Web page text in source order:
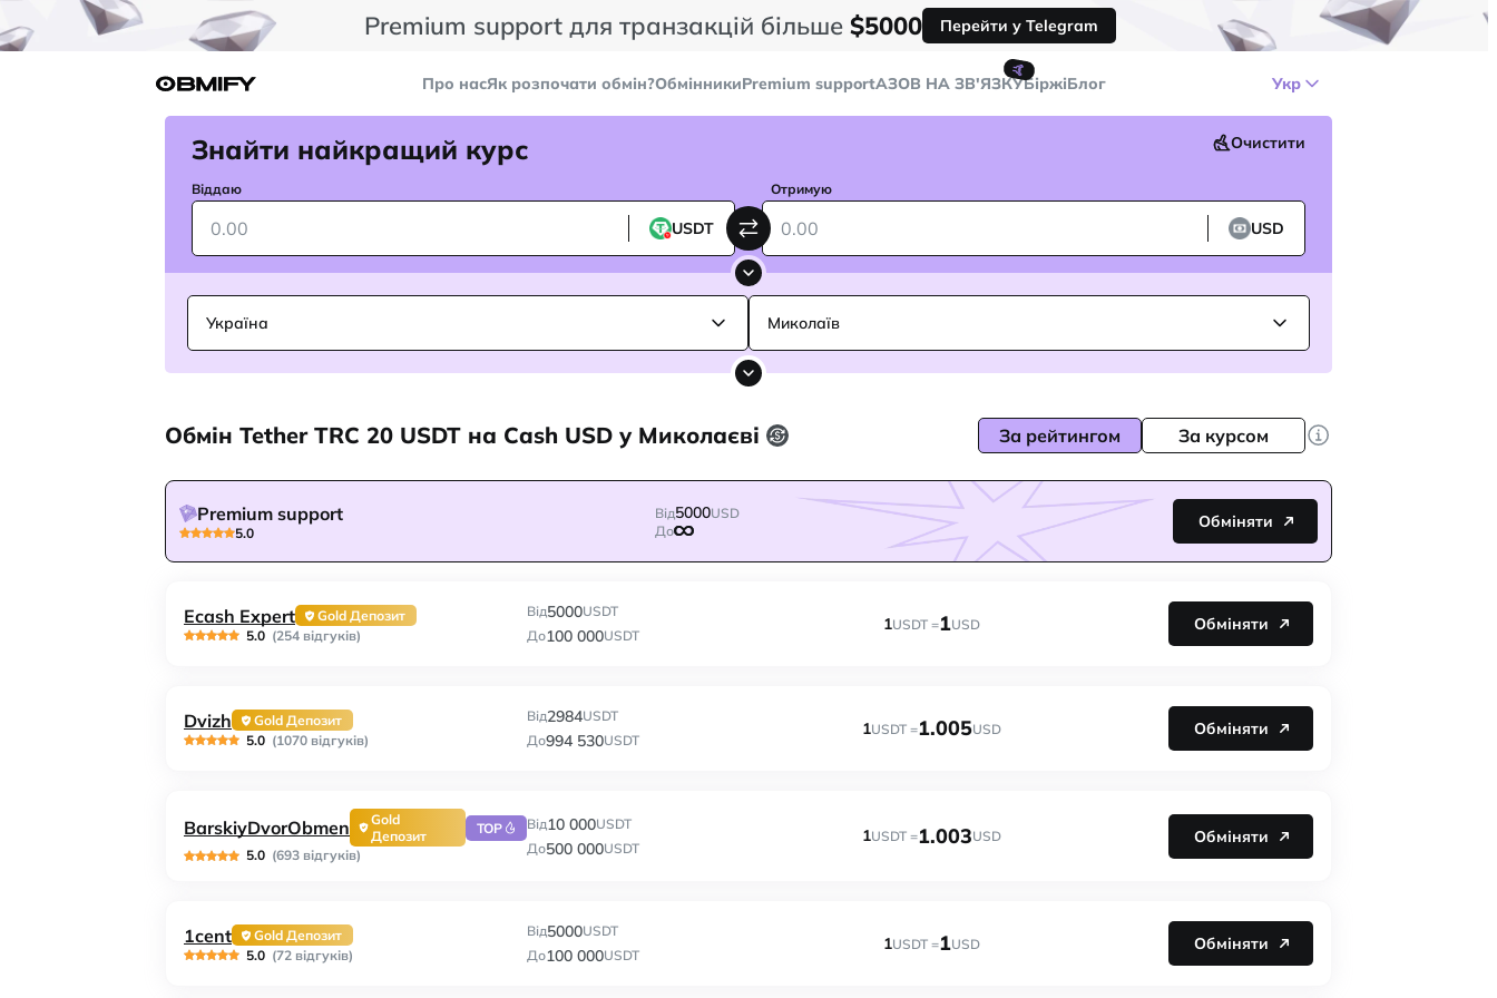
Premium support для транзакцій більше $5000 Перейти у Telegram
Про насЯк розпочати обмін?ОбмінникиPremium support
🤙
AЗОВ НА ЗВ'ЯЗКУБіржіБлог Укр
Знайти найкращий курс Очистити
Віддаю
USDT
Отримую
USD
Україна Миколаїв
Обмін Tether TRC 20 USDT на Cash USD у Миколаєві За рейтингом За курсом
Premium support
5.0
Від5000USD
До
Обміняти
Ecash Expert
Gold Депозит
5.0 (254 відгуків)
Від5000USDT
До100 000USDT
1USDT =1USD Обміняти
Dvizh
Gold Депозит
5.0 (1070 відгуків)
Від2984USDT
До994 530USDT
1USDT =1.005USD Обміняти
BarskiyDvorObmen
Gold
Депозит
TOP
5.0 (693 відгуків)
Від 10 000USDT
До500 000USDT
1USDT =1.003USD Обміняти
1cent
Gold Депозит
5.0 (72 відгуків)
Від5000USDT
До100 000USDT
1USDT =1USD Обміняти